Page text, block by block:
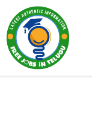
content